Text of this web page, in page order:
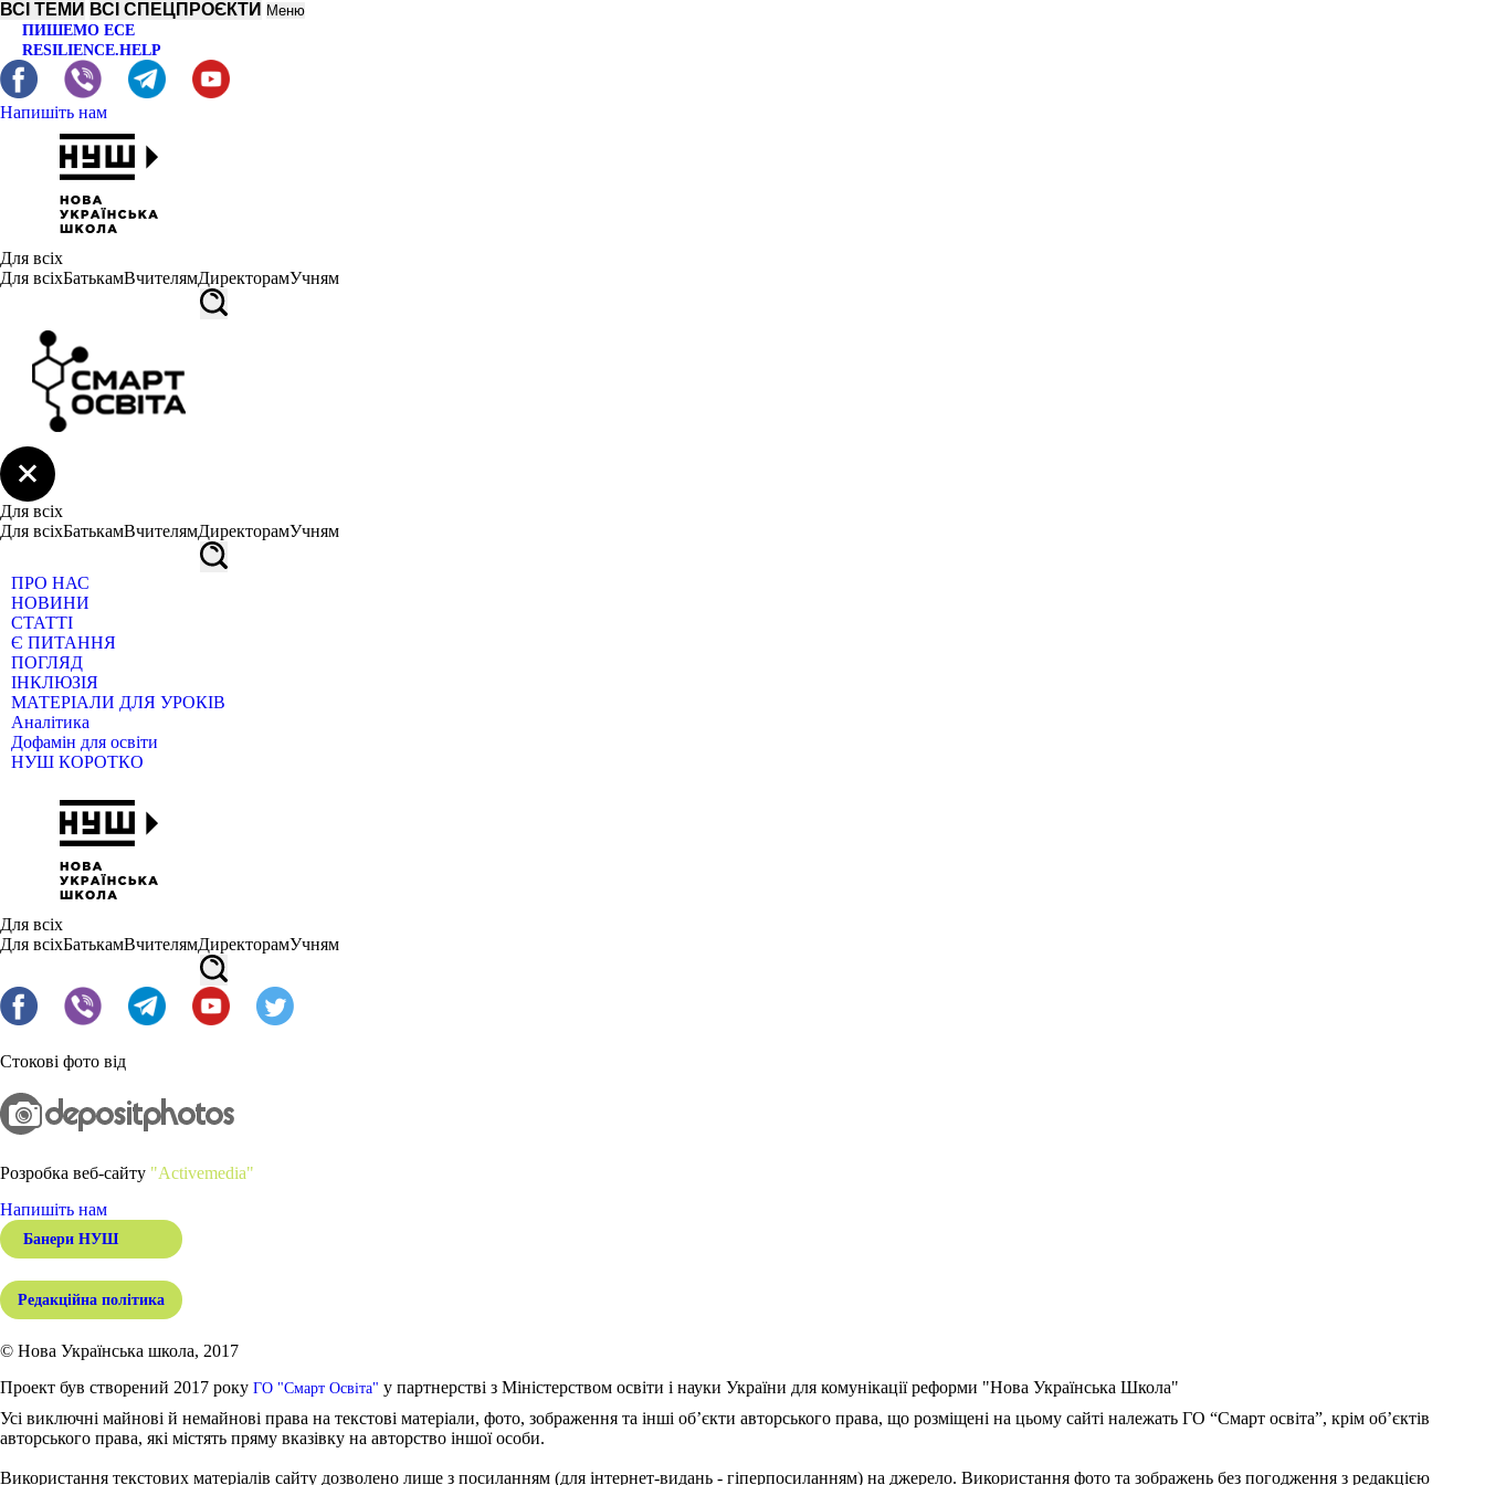
ВСІ ТЕМИ ВСІ СПЕЦПРОЄКТИ Меню
ПИШЕМО ЕСЕ
RESILIENCE.HELP
Напишіть нам
Для всіх
Для всіхБатькамВчителямДиректорамУчням
Для всіх
Для всіхБатькамВчителямДиректорамУчням
ПРО НАС
НОВИНИ
СТАТТІ
Є ПИТАННЯ
ПОГЛЯД
ІНКЛЮЗІЯ
МАТЕРІАЛИ ДЛЯ УРОКІВ
Аналітика
Дофамін для освіти
НУШ КОРОТКО
Для всіх
Для всіхБатькамВчителямДиректорамУчням
Стокові фото від
Розробка веб-сайту "Activemedia"
Напишіть нам
Банери НУШ
Редакційна політика
© Нова Українська школа, 2017
Проект був створений 2017 року ГО "Смарт Освіта" у партнерстві з Міністерством освіти і науки України для комунікації реформи "Нова Українська Школа"
Усі виключні майнові й немайнові права на текстові матеріали, фото, зображення та інші об’єкти авторського права, що розміщені на цьому сайті належать ГО “Смарт освіта”, крім об’єктів
авторського права, які містять пряму вказівку на авторство іншої особи.
Використання текстових матеріалів сайту дозволено лише з посиланням (для інтернет-видань - гіперпосиланням) на джерело. Використання фото та зображень без погодження з редакцією